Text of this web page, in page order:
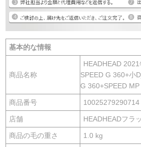
基本的な情報
商品名称
HEADHEAD
SPEED G 360+小
G 360+SPEED
商品番号 10025279290714
店舗 HEADHEADフラ
商品の毛の重さ 1.0 kg